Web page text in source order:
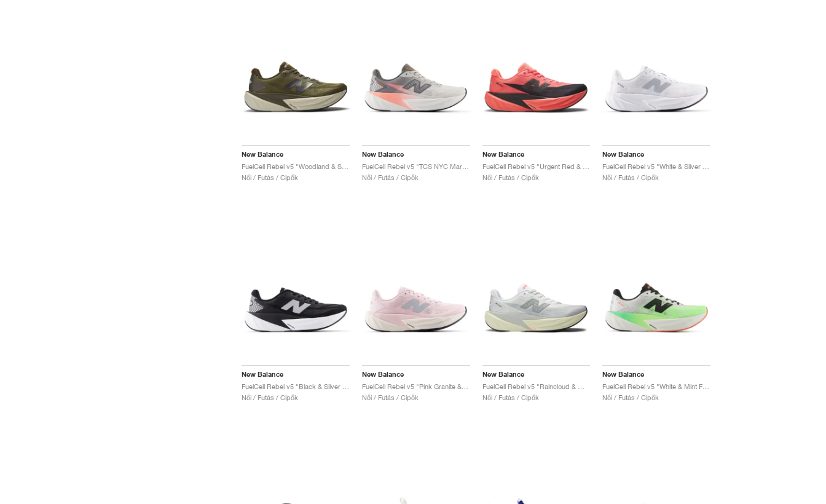
New Balance
Női / Futás / Cipők
New Balance
FuelCell Rebel v5 "TCS NYC Marathon"
Női / Futás / Cipők
New Balance
Női / Futás / Cipők
New Balance
Női / Futás / Cipők
New Balance
Női / Futás / Cipők
New Balance
Női / Futás / Cipők
New Balance
Női / Futás / Cipők
New Balance
Női / Futás / Cipők